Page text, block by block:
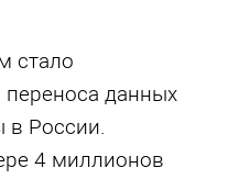
стало
переноса данных
в России.
4 миллионов